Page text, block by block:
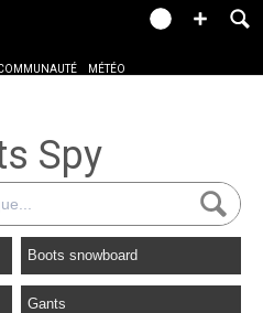
MÉTÉO
Spy
Boots snowboard
Gants